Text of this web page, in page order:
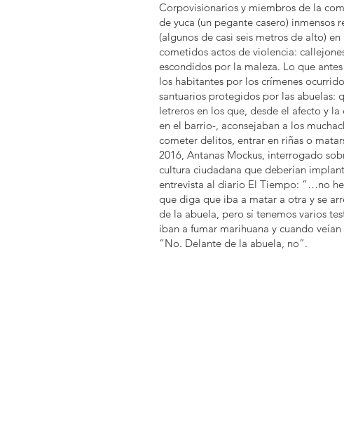
Corpovisionarios y miembros de la
de yuca (un pegante casero) inmensos
(algunos de casi seis metros de alto)
cometidos actos de violencia:
escondidos por la maleza. Lo que
los habitantes por los crímenes
santuarios protegidos por las abuelas:
letreros en los que, desde el afecto y
en el barrio-, aconsejaban a los
cometer delitos, entrar en riñas o
2016, Antanas Mockus, interrogado
cultura ciudadana que deberían
entrevista al diario El Tiempo: “…no
que diga que iba a matar a otra y se
de la abuela, pero sí tenemos varios
iban a fumar marihuana y cuando
“No. Delante de la abuela, no”.